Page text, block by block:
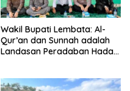
Wakil Bupati Lembata: Al-
Qur’an dan Sunnah adalah
Landasan Peradaban Hadapi